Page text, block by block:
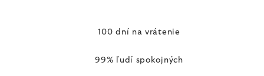
100 dní na vrátenie
99% ľudí spokojných